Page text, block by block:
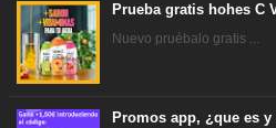
Prueba gratis hohes C
Nuevo pruébalo gratis ...
Promos app, ¿que es